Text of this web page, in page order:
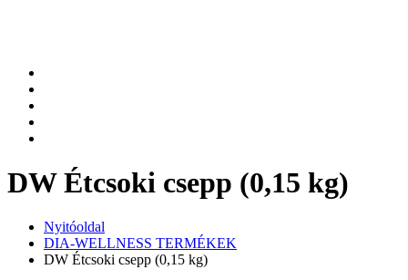
DW Étcsoki csepp (0,15 kg)
Nyitóoldal
DIA-WELLNESS TERMÉKEK
DW Étcsoki csepp (0,15 kg)